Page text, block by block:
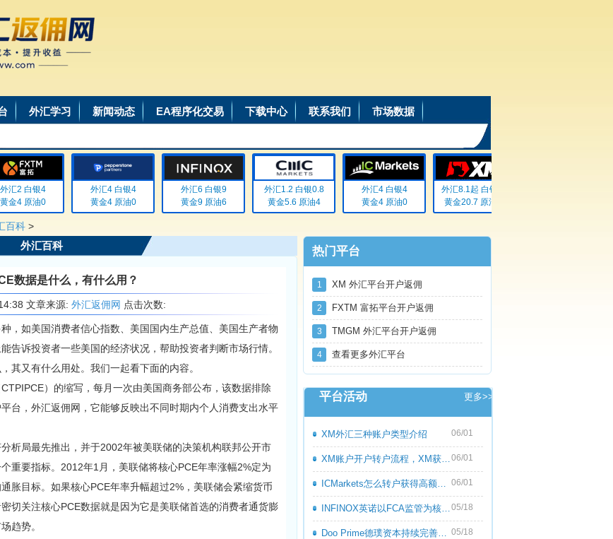
外汇学习 新闻动态 EA程序化交易 下载中心 联系我们 市场数据
汇2 白银4
金4 原油0
外汇4 白银4
黄金4 原油0
外汇6 白银9
黄金9 原油6
外汇1.2 白银0.8
黄金5.6 原油4
外汇4 白银4
黄金4 原油0
外汇8.1起 白银72
黄金20.7 原油无
百科 >
外汇百科
数据是什么，有什么用？
文章来源: 外汇返佣网 点击次数:
如美国消费者信心指数、美国国内生产总值、美国生产者物
告诉投资者一些美国的经济状况，帮助投资者判断市场行情。
其又有什么用处。我们一起看下面的内容。
）的缩写，每月一次由美国商务部公布，该数据排除
台，外汇返佣网，它能够反映出不同时期内个人消费支出水平
局最先推出，并于2002年被美联储的决策机构联邦公开市
重要指标。2012年1月，美联储将核心PCE年率涨幅2%定为
胀目标。如果核心PCE年率升幅超过2%，美联储会紧缩货币
切关注核心PCE数据就是因为它是美联储首选的消费者通货膨
趋势。
热门平台
1 XM 外汇平台开户返佣
2 FXTM 富拓平台开户返佣
3 TMGM 外汇平台开户返佣
4 查看更多外汇平台
平台活动 更多>>
XM外汇三种账户类型介绍 06/01
XM账户开户转户流程，XM获取高额返佣教程06/01
ICMarkets怎么转户获得高额返佣呢？ICMark 06/01
INFINOX英诺以FCA监管为核心优势，持续优化05/18
Doo Prime德璞资本持续完善多资产交易服务 05/18